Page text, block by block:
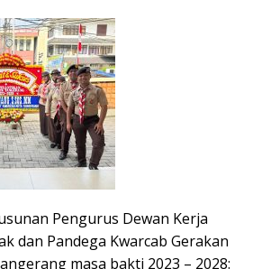
Pengurus Dewan Kerja
dan Pandega Kwarcab Gerakan
masa bakti 2023 – 2028: